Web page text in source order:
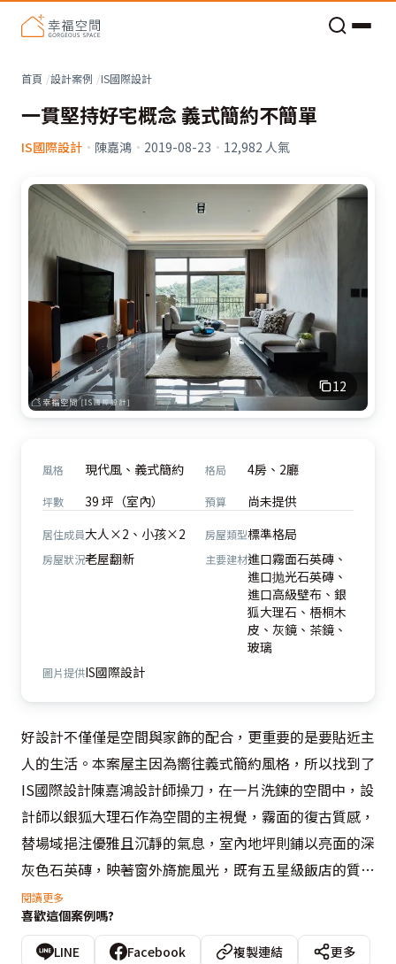
首頁 設計案例 IS國際設計
一貫堅持好宅概念 義式簡約不簡單
IS國際設計 · 陳嘉鴻 · 2019-08-23 · 12,982 人氣
12
風格 現代風、義式簡約 格局 4房、2廳
坪數 39 坪（室內） 預算 尚未提供
居住成員大人×2、小孩×2 房屋類型標準格局
房屋狀況老屋翻新 主要建材進口霧面石英磚、
進口抛光石英磚、
進口高級壁布、銀
狐大理石、梧桐木
皮、灰鏡、茶鏡、
玻璃
圖片提供IS國際設計
好設計不僅僅是空間與家飾的配合，更重要的是要貼近主
人的生活。本案屋主因為嚮往義式簡約風格，所以找到了
IS國際設計陳嘉鴻設計師操刀，在一片洗鍊的空間中，設
計師以銀狐大理石作為空間的主視覺，霧面的復古質感，
替場域挹注優雅且沉靜的氣息，室內地坪則鋪以亮面的深
灰色石英磚，映著窗外旖旎風光，既有五星級飯店的質
感，其中又略帶休閒氛圍。
除了居家美感的設計，對於居家生活需求，陳嘉鴻設計師
閱讀更多
喜歡這個案例嗎?
LINE Facebook 複製連結
更多